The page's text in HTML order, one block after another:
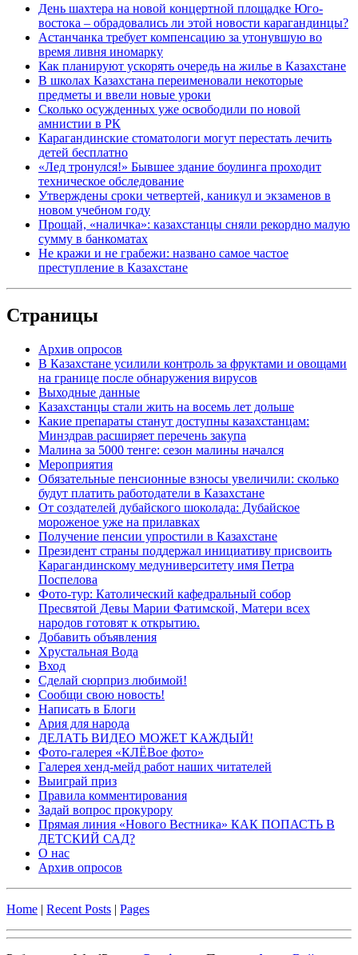
День шахтера на новой концертной площадке Юго-
востока – обрадовались ли этой новости карагандинцы?
Астанчанка требует компенсацию за утонувшую во
время ливня иномарку
Как планируют ускорять очередь на жилье в Казахстане
В школах Казахстана переименовали некоторые
предметы и ввели новые уроки
Сколько осужденных уже освободили по новой
амнистии в РК
Карагандинские стоматологи могут перестать лечить
детей бесплатно
«Лед тронулся!» Бывшее здание боулинга проходит
техническое обследование
Утверждены сроки четвертей, каникул и экзаменов в
новом учебном году
Прощай, «наличка»: казахстанцы сняли рекордно малую
сумму в банкоматах
Не кражи и не грабежи: названо самое частое
преступление в Казахстане
Страницы
Архив опросов
В Казахстане усилили контроль за фруктами и овощами
на границе после обнаружения вирусов
Выходные данные
Казахстанцы стали жить на восемь лет дольше
Какие препараты станут доступны казахстанцам:
Минздрав расширяет перечень закупа
Малина за 5000 тенге: сезон малины начался
Мероприятия
Обязательные пенсионные взносы увеличили: сколько
будут платить работодатели в Казахстане
От создателей дубайского шоколада: Дубайское
мороженое уже на прилавках
Получение пенсии упростили в Казахстане
Президент страны поддержал инициативу присвоить
Карагандинскому медуниверситету имя Петра
Поспелова
Фото-тур: Католический кафедральный собор
Пресвятой Девы Марии Фатимской, Матери всех
народов готовят к открытию.
Добавить объявления
Хрустальная Вода
Вход
Сделай сюрприз любимой!
Сообщи свою новость!
Написать в Блоги
Ария для народа
ДЕЛАТЬ ВИДЕО МОЖЕТ КАЖДЫЙ!
Фото-галерея «КЛЁВое фото»
Галерея хенд-мейд работ наших читателей
Выиграй приз
Правила комментирования
Задай вопрос прокурору
Прямая линия «Нового Вестника» КАК ПОПАСТЬ В
ДЕТСКИЙ САД?
О нас
Архив опросов
Home | Recent Posts | Pages